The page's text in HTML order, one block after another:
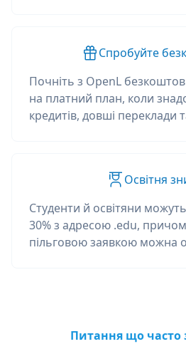
Спробуйте
Почніть з OpenL
на платний план, коли
кредитів, довші переклади
Освітня
Студенти й освітяни
30% з адресою .edu,
пільговою заявкою можна
Питання що часто